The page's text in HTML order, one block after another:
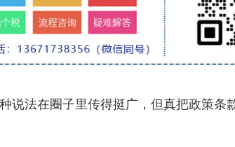
说法在圈子里传得挺广，但真把政策条